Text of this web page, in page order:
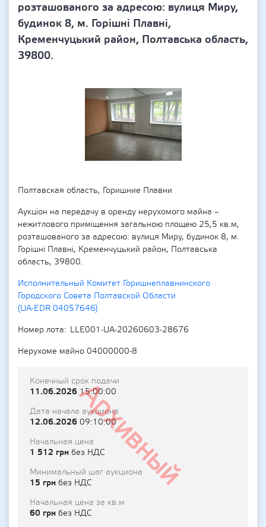
розташованого за адресою: вулиця Миру,
будинок 8, м. Горішні Плавні,
Кременчуцький район, Полтавська область,
39800.
Полтавская область, Горишние Плавни
Аукціон на передачу в оренду нерухомого майна –
нежитлового приміщення загальною площею 25,5 кв.м,
розташованого за адресою: вулиця Миру, будинок 8, м.
Горішні Плавні, Кременчуцький район, Полтавська
область, 39800.
Исполнительный Комитет Горишнеплавнинского
Городского Совета Полтавской Области
(UA-EDR 04057646)
Номер лота
LLE001-UA-20260603-28676
Нерухоме майно 04000000-8
Архивный
Конечный срок подачи
11.06.202615:00:00
Дата начала аукциона
12.06.2026 09:10:00
Начальная цена
1 512 грн без НДС
Минимальный шаг аукциона
15 грн без НДС
Начальная цена за кв.м
60 грн без НДС